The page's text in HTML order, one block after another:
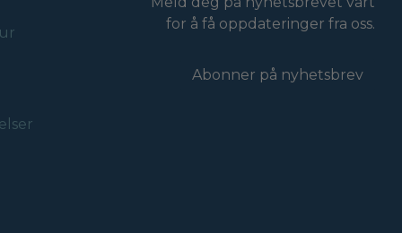
for å få oppdateringer fra oss.
Abonner på nyhetsbrev